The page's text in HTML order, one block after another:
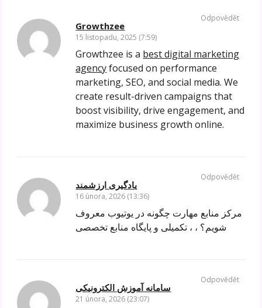
Growthzee
15 listopadu, 2025 (7:59)
Growthzee is a best digital marketing
agencyfocused on performance
marketing, SEO, and social media. We
create result-driven campaigns that
boost visibility, drive engagement, and
maximize business growth online.
Odpovědět
یادگیری ارزشمند
16 února, 2026 (13:36)
مرکز منابع مهارت چگونه در یوتیوب معروف
شویم؟ ، ، تکمیلی و پایگاه منابع تخصصی
Odpovědět
سامانه آموزش الکترونیکی
21 února, 2026 (23:07)
Odpovědět